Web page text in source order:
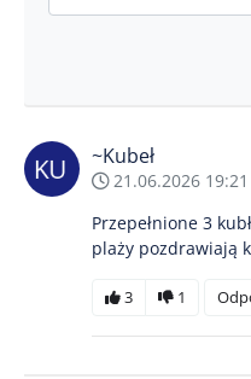
~Kubeł
21.06.2026 19:21
Przepełnione 3
plaży pozdrawiają
3 1